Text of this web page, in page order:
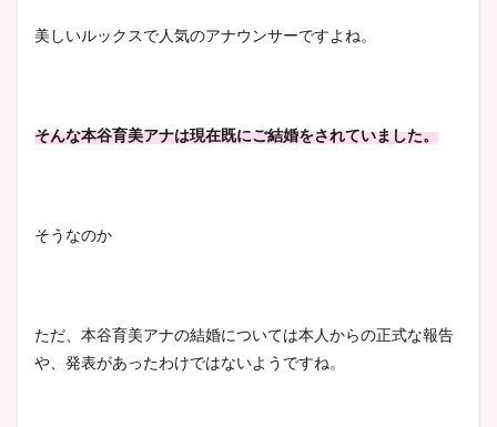
美しいルックスで人気のアナウンサーですよね。
そんな本谷育美アナは現在既にご結婚をされていました。
そうなのか
ただ、本谷育美アナの結婚については本人からの正式な報告
や、発表があったわけではないようですね。